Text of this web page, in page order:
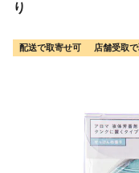
り
配送で取寄せ可 店舗受取